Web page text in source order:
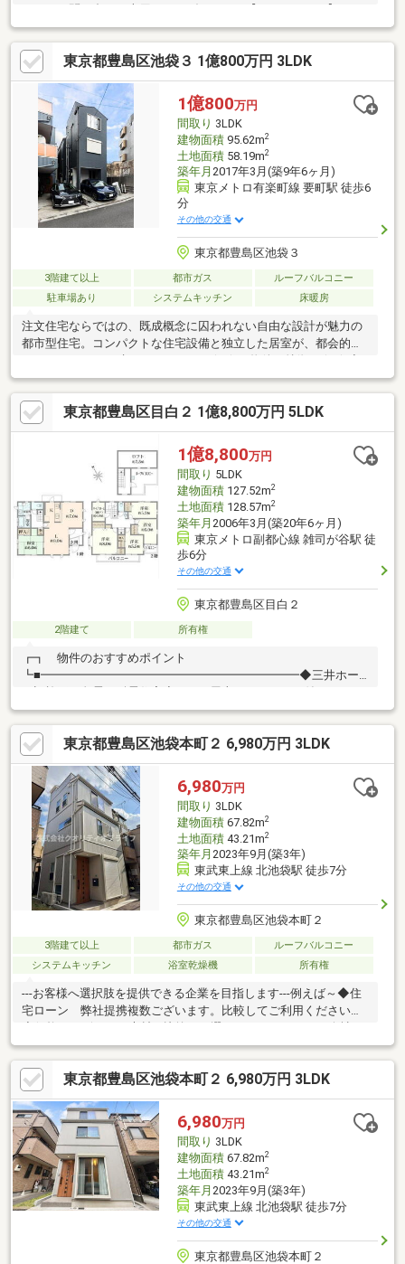
東京都豊島区池袋３ 1億800万円 3LDK
1億800万円
間取り 3LDK
建物面積95.62m2
土地面積58.19m2
築年月 2017年3月(築9年6ヶ月)
東京メトロ有楽町線 要町駅 徒歩6
分
その他の交通
東京都豊島区池袋３
3階建て以上 都市ガス
ルーフバルコニー
駐車場あり
システムキッチン 床暖房
注文住宅ならではの、既成概念に囚われない自由な設計が魅力の
都市型住宅。コンパクトな住宅設備と独立した居室が、都会的な
全8路線が乗り入れる池袋駅から歩いて通える好立地。◆濃色の
タイル風サイディングを採用したモダンなデザイン。◆全居室6
帖以上の完全振り分け型間取り。◆屋上には眺望良好なルーフバ
ルコニーを設置。◆ガス乾燥機利用可能事前のご予約でご内覧も
可能です。物件に関する詳細は、是非お気軽にお問い合わせくだ
さいませ。 FPによる資金計画のご相談、リフォームのコーディ
ネート等も是非お気軽にご相談ください。
東京都豊島区目白２ 1億8,800万円 5LDK
1億8,800万円
間取り 5LDK
建物面積127.52m2
土地面積128.57m2
築年月 2006年3月(築20年6ヶ月)
東京メトロ副都心線 雑司が谷駅 徒
歩6分
その他の交通
東京都豊島区目白２
2階建て 所有権
┏┓ 物件のおすすめポイント
┗■━━━━━━━━━━━━━━━━━━━━━━◆三井ホー
ム旧施工の免震・耐震住宅◆5LDK×屋上ルーフテラス付きのゆと
りある邸宅◆約7.5帖のロフト収納付き◆全居室に収納有り◆3駅
3路線利用可能・JR山手線「目白駅」徒歩7分・東京メトロ副都心
線「雑司が谷駅」徒歩6分・JR、東京メトロ、東武東上線「池袋
駅」徒歩10分◆モニター付きインターホン・ダブルロックドア・
電動シャッター採用◆屋上ルーフテラス付き！眺望・開放感良
好！
東京都豊島区池袋本町２ 6,980万円 3LDK
6,980万円
間取り 3LDK
建物面積67.82m2
土地面積43.21m2
築年月 2023年9月(築3年)
東武東上線 北池袋駅 徒歩7分
その他の交通
東京都豊島区池袋本町２
3階建て以上 都市ガス
ルーフバルコニー
システムキッチン
浴室乾燥機 所有権
---お客様へ選択肢を提供できる企業を目指します---例えば～◆住
宅ローン 弊社提携複数ございます。比較してご利用ください。
特徴ごとにご紹介いたします。※何社ご紹介しても料金はいただ
きません。◆ライフプランシミュレーションの実施が可能です。
※本当に住宅を買って大丈夫か？老後は？子供の進学は？などの
生涯にわたっての資金計画を見える化します。もちろんライフプ
ランナーも選べます。
東京都豊島区池袋本町２ 6,980万円 3LDK
6,980万円
間取り 3LDK
建物面積67.82m2
土地面積43.21m2
築年月 2023年9月(築3年)
東武東上線 北池袋駅 徒歩7分
その他の交通
東京都豊島区池袋本町２